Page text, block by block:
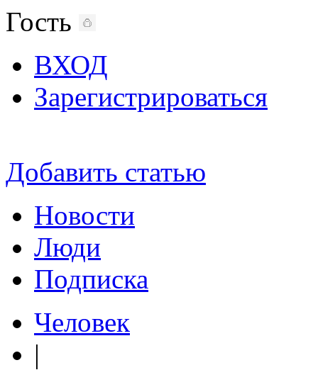
Гость
ВХОД
Зарегистрироваться
Добавить статью
Новости
Люди
Подписка
Человек
|